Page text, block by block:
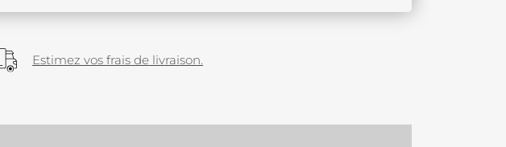
Estimez vos frais de livraison.